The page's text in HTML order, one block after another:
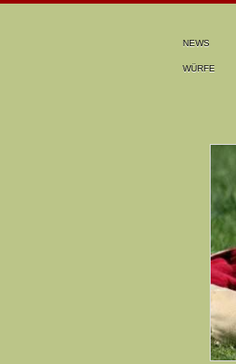
NEWS
WÜRFE